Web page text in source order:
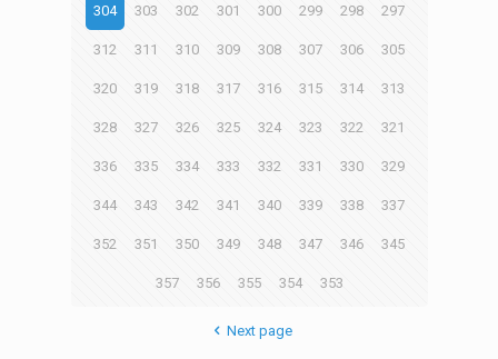
297
298
299
300
301
302
303
304
305
306
307
308
309
310
311
312
313
314
315
316
317
318
319
320
321
322
323
324
325
326
327
328
329
330
331
332
333
334
335
336
337
338
339
340
341
342
343
344
345
346
347
348
349
350
351
352
353
354
355
356
357
Next page